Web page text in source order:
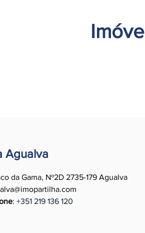
Agualva
da Gama, Nº2D 2735-179 Agualva
: +351 219 136 120